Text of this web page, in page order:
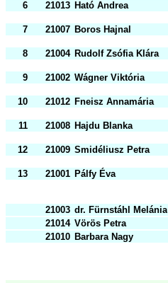
6
21013 Ható Andrea
7
21007 Boros Hajnal
8
21004 Rudolf Zsófia Klára
9
21002 Wágner Viktória
10
21012 Fneisz Annamária
11
21008 Hajdu Blanka
12
21009 Smidéliusz Petra
13
21001 Pálfy Éva
21003 dr. Fürnstáhl Melánia
21014 Vörös Petra
21010 Barbara Nagy